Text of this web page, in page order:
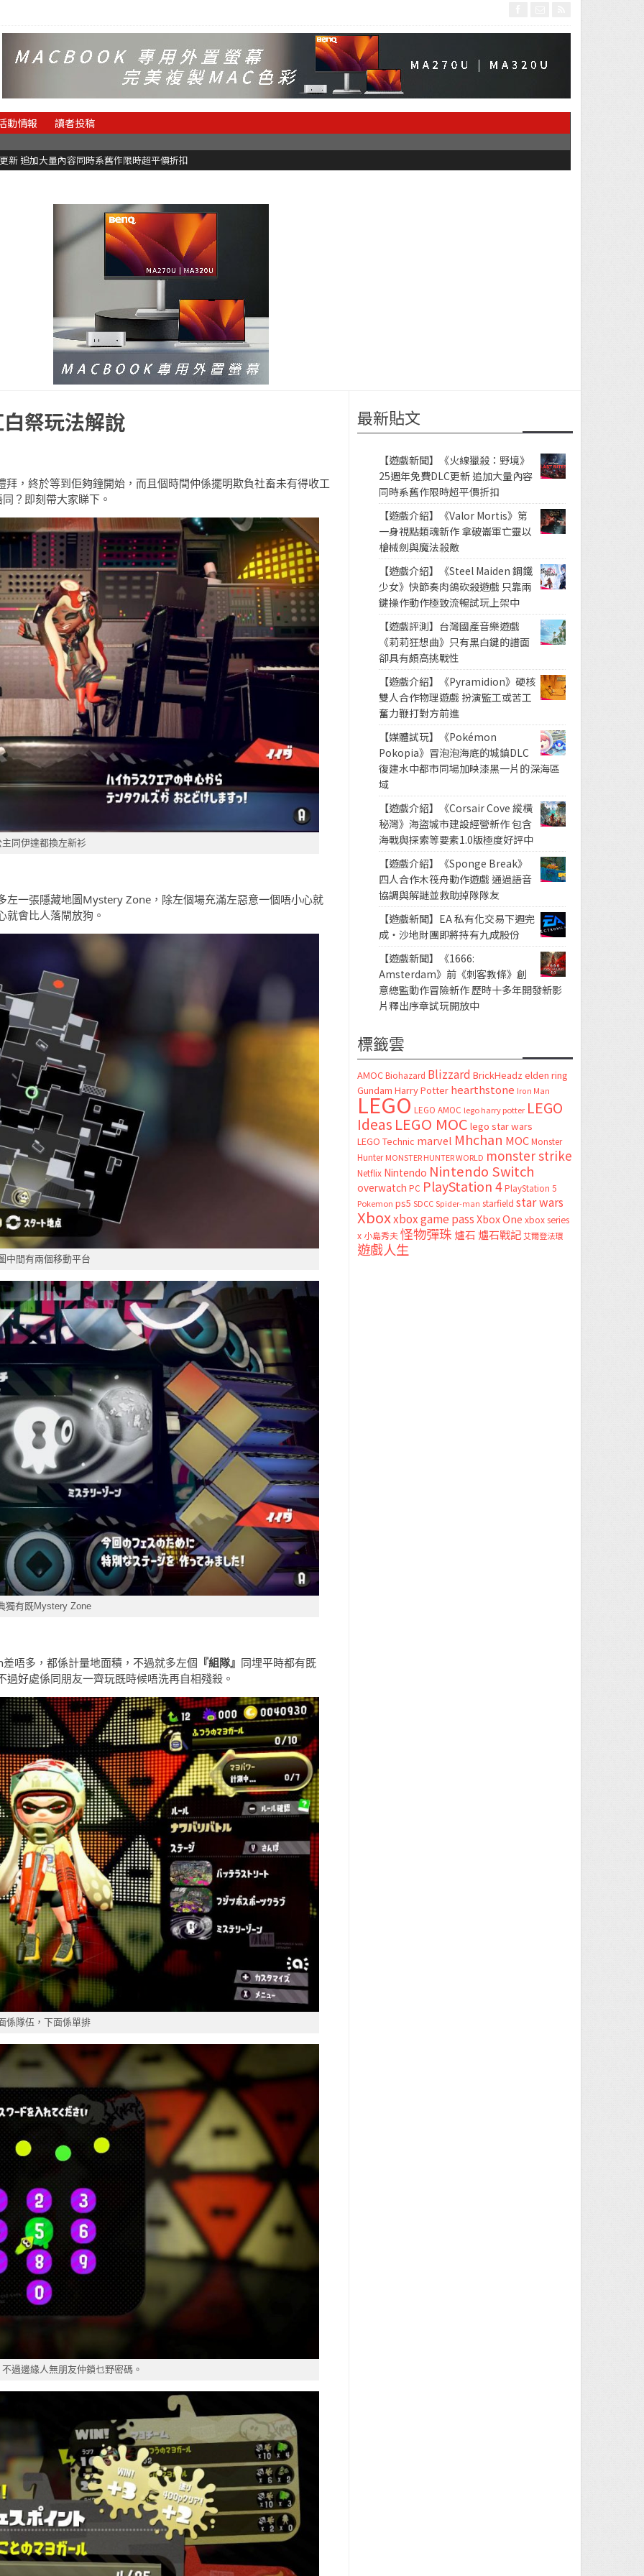
動情報 讀者投稿
新 追加大量內容同時系舊作限時超平價折扣
祭玩法解說
，終於等到佢夠鐘開始，而且個時間仲係擺明欺負社畜未有得收工
？即刻帶大家睇下。
主同伊達都換左新衫
左一張隱藏地圖Mystery Zone，除左個場充滿左惡意一個唔小心就
就會比人落閘放狗。
中間有兩個移動平台
獨有既Mystery Zone
唔多，都係計量地面積，不過就多左個 『組隊』 同埋平時都有既
好處係同朋友一齊玩既時候唔洗再自相殘殺。
係隊伍，下面係單排
過邊緣人無朋友仲鎖乜野密碼。
最新貼文
【遊戲新聞】《火線獵殺：野境》
25週年免費DLC更新 追加大量內容
同時系舊作限時超平價折扣
【遊戲介紹】《Valor Mortis》第
一身視點類魂新作 拿破崙軍亡靈以
槍械劍與魔法殺敵
【遊戲介紹】《Steel Maiden 鋼鐵
少女》快節奏肉鴿砍殺遊戲 只靠兩
鍵操作動作極致流暢試玩上架中
【遊戲評測】台灣國產音樂遊戲
《莉莉狂想曲》只有黑白鍵的譜面
卻具有頗高挑戰性
【遊戲介紹】《Pyramidion》硬核
雙人合作物理遊戲 扮演監工或苦工
奮力鞭打對方前進
【媒體試玩】《Pokémon
Pokopia》冒泡泡海底的城鎮DLC
復建水中都市同場加映漆黑一片的深海區
域
【遊戲介紹】《Corsair Cove 縱橫
秘灣》海盜城市建設經營新作 包含
海戰與探索等要素1.0版極度好評中
【遊戲介紹】《Sponge Break》
四人合作木筏舟動作遊戲 通過語音
協調與解謎並救助掉隊隊友
【遊戲新聞】EA 私有化交易下週完
成・沙地財團即將持有九成股份
【遊戲新聞】《1666:
Amsterdam》前《刺客教條》創
意總監動作冒險新作 歷時十多年開發新影
片釋出序章試玩開放中
標籤雲
AMOC Biohazard Blizzard BrickHeadz elden ring
Gundam Harry Potter hearthstone Iron Man
LEGO LEGO AMOC lego harry potter LEGO
Ideas LEGO MOC lego star wars
LEGO Technic marvel Mhchan MOC Monster
Hunter MONSTER HUNTER WORLD monster strike
Netflix Nintendo Nintendo Switch
overwatch PC PlayStation 4 PlayStation 5
Pokemon ps5 SDCC Spider-man starfield star wars
Xboxxbox game passXbox One xbox series
x 小島秀夫怪物彈珠 爐石 爐石戰記艾爾登法環
遊戲人生